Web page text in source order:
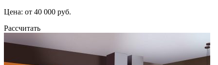
Цена: от 40 000 руб.
Рассчитать